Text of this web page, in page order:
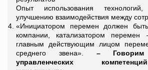
Опыт использования
улучшению взаимодействия между
«Инициатором перемен должен
компании, катализатором
главным действующим лицом
среднего звена».
–
управленческих